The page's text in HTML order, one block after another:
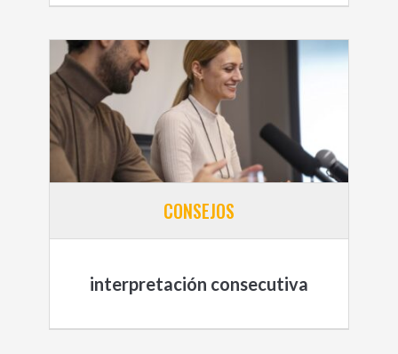
CONSEJOS
interpretación consecutiva